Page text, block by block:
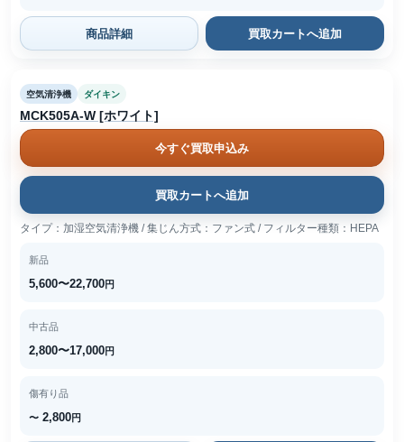
商品詳細 買取カートへ追加
空気清浄機 ダイキン
MCK505A-W [ホワイト]
今すぐ買取申込み
買取カートへ追加
タイプ：加湿空気清浄機 / 集じん方式：ファン式 / フィルター種類：HEPA
新品
5,600〜22,700円
中古品
2,800〜17,000円
傷有り品
〜 2,800円